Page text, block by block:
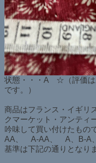
状態・・・A ☆（評価は
です。）
商品はフランス・イギリ
クマーケット・アンティ
吟味して買い付けたもの
AA、 A-AA、 A、B-A
基準は下記の通りとなり